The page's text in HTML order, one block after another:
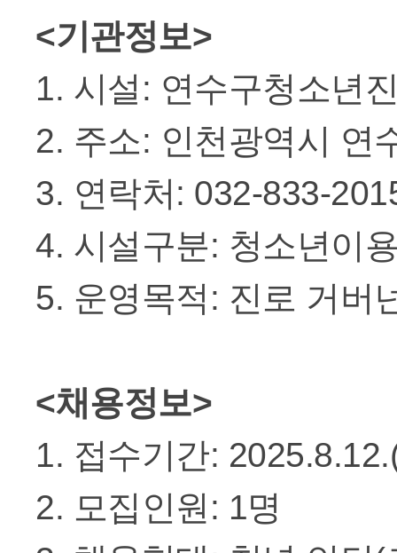
본문
<기관정보>
1. 시설: 연수구청소년
2. 주소: 인천광역시
3. 연락처: 032-833-
4. 시설구분: 청소년이
5. 운영목적: 진로 거버
<채용정보>
1. 접수기간:
2. 모집인원: 1명